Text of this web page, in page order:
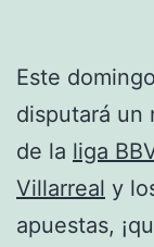
Este
disputará un
de la liga
Villarreal y
apuestas,